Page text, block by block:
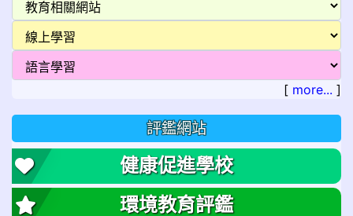
[ more... ]
評鑑網站
健康促進學校
環境教育評鑑